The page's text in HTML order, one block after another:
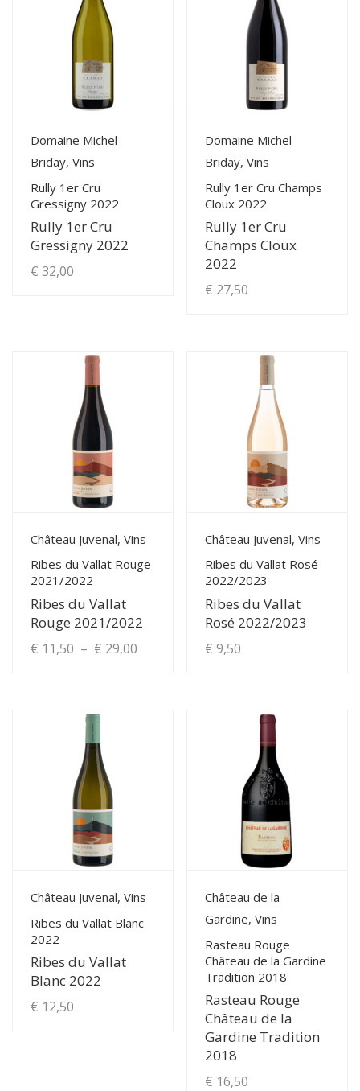
View Details
Domaine Michel
Briday, Vins
Rully 1er Cru
Gressigny 2022
Rully 1er Cru
Gressigny 2022
€ 32,00
View Details
Domaine Michel
Briday, Vins
Rully 1er Cru Champs
Cloux 2022
Rully 1er Cru
Champs Cloux
2022
€ 27,50
View Details
Château Juvenal, Vins
Ribes du Vallat Rouge
2021/2022
Ribes du Vallat
Rouge 2021/2022
€ 11,50 – € 29,00
page
produit
View Details
Château Juvenal, Vins
Ribes du Vallat Rosé
2022/2023
Ribes du Vallat
Rosé 2022/2023
€ 9,50
View Details
Château Juvenal, Vins
Ribes du Vallat Blanc
2022
Ribes du Vallat
Blanc 2022
€ 12,50
View Details
Château de la
Gardine, Vins
Rasteau Rouge
Château de la Gardine
Tradition 2018
Rasteau Rouge
Château de la
Gardine Tradition
2018
€ 16,50